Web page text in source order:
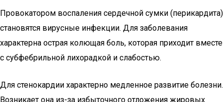
Провокатором воспаления сердечной сумки (перикардита)
становятся вирусные инфекции. Для заболевания
характерна острая колющая боль, которая приходит вместе
с субфебрильной лихорадкой и слабостью.
Для стенокардии характерно медленное развитие болезни.
Возникает она из-за избыточного отложения жировых